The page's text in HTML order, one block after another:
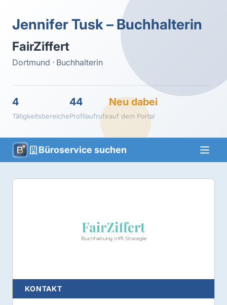
Jennifer Tusk – Buchhalterin
FairZiffert
Dortmund · Buchhalterin
4
Tätigkeitsbereiche
44
Profilaufrufe
Neu dabei
auf dem Portal
Büroservice suchen
KONTAKT